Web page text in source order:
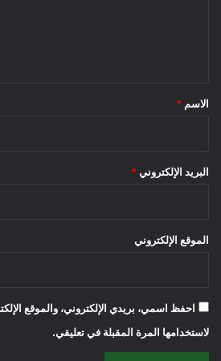
*
الاسم *
البريد الإلكتروني *
الموقع الإلكتروني
احفظ اسمي، بريدي الإلكتروني، والموقع
لاستخدامها المرة المقبلة في تعليقي.